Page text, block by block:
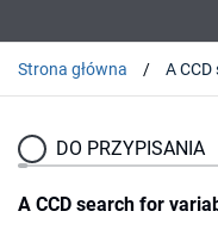
Strona główna
DO PRZYPISANIA
A CCD search for